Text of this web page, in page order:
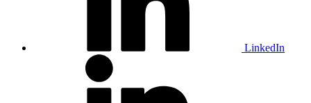
LinkedIn